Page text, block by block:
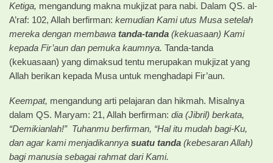
Ketiga, mengandung makna mukjizat para nabi. Dalam QS. al-
A’raf: 102, Allah berfirman: kemudian Kami utus Musa setelah
mereka dengan membawa tanda-tanda (kekuasaan) Kami
kepada Fir’aun dan pemuka kaumnya. Tanda-tanda
(kekuasaan) yang dimaksud tentu merupakan mukjizat yang
Allah berikan kepada Musa untuk menghadapi Fir’aun.
Keempat, mengandung arti pelajaran dan hikmah. Misalnya
dalam QS. Maryam: 21, Allah berfirman: dia (Jibril) berkata,
“Demikianlah!” Tuhanmu berfirman, “Hal itu mudah bagi-Ku,
dan agar kami menjadikannya suatu tanda (kebesaran Allah)
bagi manusia sebagai rahmat dari Kami.